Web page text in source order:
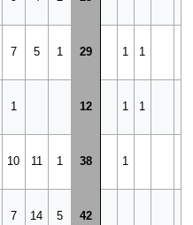
7 5 1 29 1 1
1 12 1 1
10 11 1 38 1
7 14 5 42